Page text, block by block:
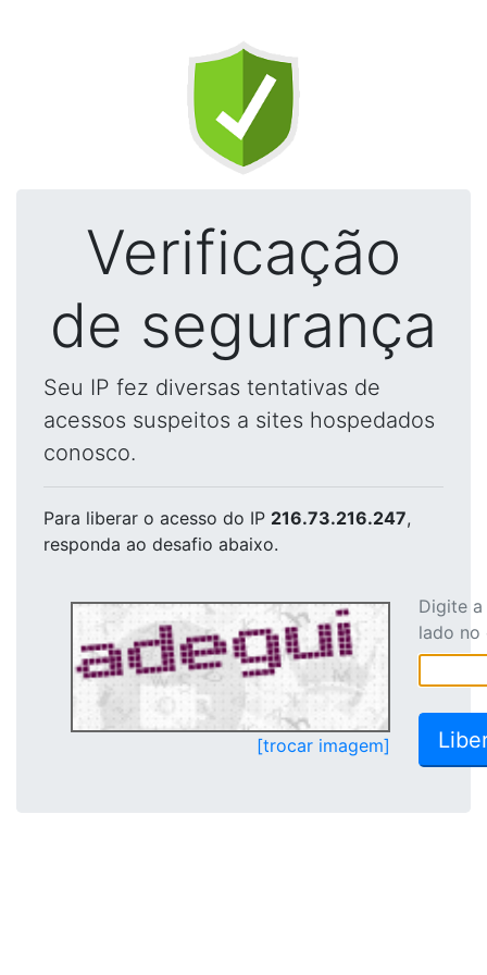
Verificação
de segurança
Seu IP fez diversas tentativas de
acessos suspeitos a sites hospedados
conosco.
Para liberar o acesso do IP 216.73.216.247,
responda ao desafio abaixo.
[trocar imagem]
Digite
lado no